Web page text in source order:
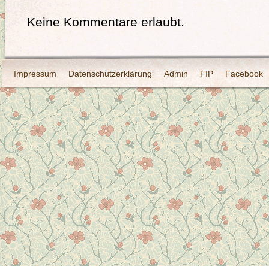
Keine Kommentare erlaubt.
Impressum Datenschutzerklärung Admin FIP Facebook